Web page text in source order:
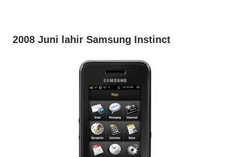
2008 Juni lahir Samsung Instinct